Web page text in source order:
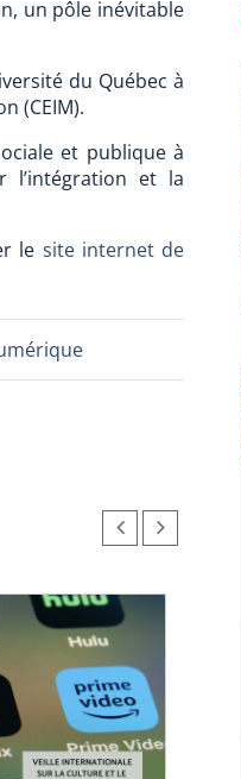
un pôle inévitable
du Québec à
(CEIM).
et publique à
l’intégration et la
le site internet de